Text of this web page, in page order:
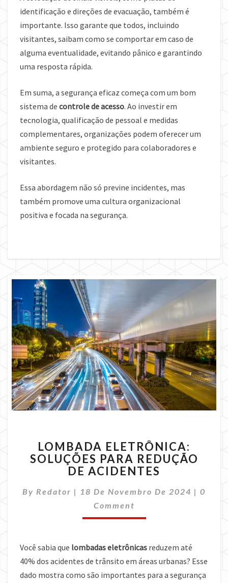
identificação e direções de evacuação, também é
importante. Isso garante que todos, incluindo
visitantes, saibam como se comportar em caso de
alguma eventualidade, evitando pânico e garantindo
uma resposta rápida.
Em suma, a segurança eficaz começa com um bom
sistema de controle de acesso. Ao investir em
tecnologia, qualificação de pessoal e medidas
complementares, organizações podem oferecer um
ambiente seguro e protegido para colaboradores e
visitantes.
Essa abordagem não só previne incidentes, mas
também promove uma cultura organizacional
positiva e focada na segurança.
ELETRÔNICA:
SOLUÇÕES
PARA
DE
ACIDENTES
LOMBADA ELETRÔNICA:
SOLUÇÕES PARA REDUÇÃO
DE ACIDENTES
By Redator | 18 De Novembro De 2024 | 0
Comment
Você sabia que lombadas eletrônicas reduzem até
40% dos acidentes de trânsito em áreas urbanas? Esse
dado mostra como são importantes para a segurança